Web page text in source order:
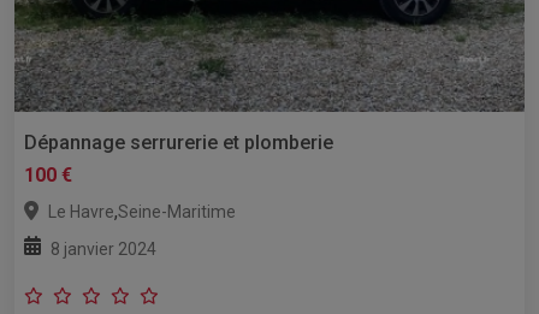
Dépannage serrurerie et plomberie
100 €
Le Havre,Seine-Maritime
8 janvier 2024